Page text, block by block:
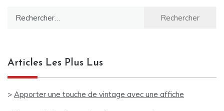
Articles Les Plus Lus
> Apporter une touche de vintage avec une affiche